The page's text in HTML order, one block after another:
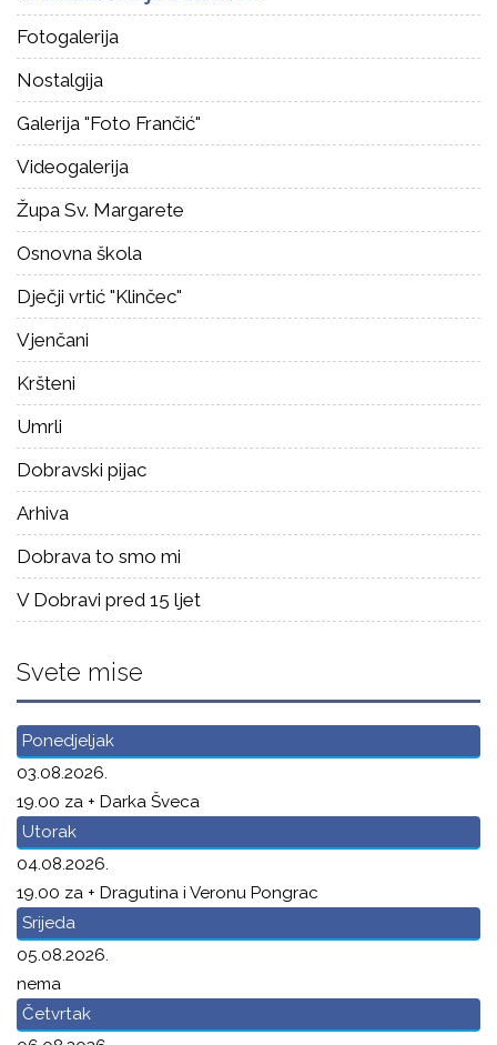
Fotogalerija
Nostalgija
Galerija "Foto Frančić"
Videogalerija
Župa Sv. Margarete
Osnovna škola
Dječji vrtić "Klinčec"
Vjenčani
Kršteni
Umrli
Dobravski pijac
Arhiva
Dobrava to smo mi
V Dobravi pred 15 ljet
Svete mise
Ponedjeljak
03.08.2026.
19.00 za + Darka Šveca
Utorak
04.08.2026.
19.00 za + Dragutina i Veronu Pongrac
Srijeda
05.08.2026.
nema
Četvrtak